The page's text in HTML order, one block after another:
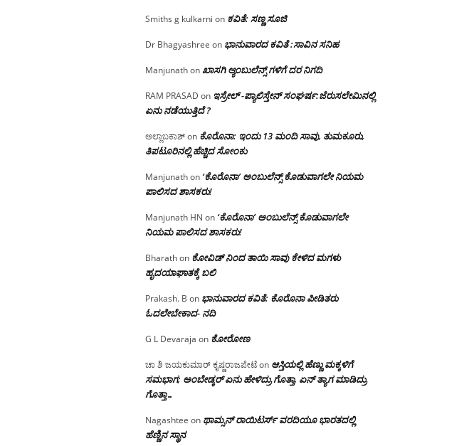
Smiths g kulkarni on ಕವಿತೆ: ಸಣ್ಣ ಸೂಜಿ
Dr Bhagyashree on ಭಾನುವಾರದ ಕವಿತೆ :ಸಾವಿನ ಸನಿಹ
Manjunathonಖಾಸಗಿ ಆ್ಯಂಬುಲೆನ್ಸ್ ಗಳಿಗೆ ದರ ನಿಗದಿ
RAM PRASAD on ಇಸ್ರೇಲ್ -ಪ್ಯಾಲಿಸ್ತೇನ್ ಸಂಘರ್ಷ:ಜೆರುಸಲೇಮಿನಲ್ಲಿ
ಏನು ನಡೆಯುತ್ತಿದೆ ?
ಅಲ್ಲಾಬಕಾಶ್on ಕೊರೊನಾ: ಇಂದು 13 ಮಂದಿ ಸಾವು, ತುಮಕೂರು,
ತಿಪಟೂರಿನಲ್ಲಿ ಹೆಚ್ಚಿದ ಸೋಂಕು
Manjunathon ‘ಕೊರೊನಾ’ ಅಂಬುಲೆನ್ಸ್ ಕೊಡುವಾಗಲೇ ನಿಯಮ
ಪಾಲಿಸದ ಶಾಸಕರು!
Manjunath HN on ‘ಕೊರೊನಾ’ ಅಂಬುಲೆನ್ಸ್ ಕೊಡುವಾಗಲೇ
ನಿಯಮ ಪಾಲಿಸದ ಶಾಸಕರು!
Bharathon ಕೋವಿಡ್ ನಿಂದ ತಾಯಿ ಸಾವು ಕೇಳಿದ ಮಗಳು
ಹೃದಯಾಘಾತಕ್ಕೆ ಬಲಿ
Prakash. B on ಭಾನುವಾರದ ಕವಿತೆ: ಕೊರೊನಾ ಪೀಡಿತರು
ಓದಲೇಬೇಕಾದ- ನದಿ
G L Devaraja on ಕೋರೋಣ
ಚಾ ಶಿ ಜಯಕುಮಾರ್ ಕೃಷ್ಣರಾಜಪೇಟೆon ಆಸ್ತಿಯಲ್ಲಿ ಹೆಣ್ಣು ಮಕ್ಕಳಿಗೆ
ಸಮಭಾಗ; ಅಂಬೇಡ್ಕರ್ ಏನು ಹೇಳಿದ್ರು ಗೊತ್ತಾ, ಏನ್ ತ್ಯಾಗ ಮಾಡಿದ್ರು
ಗೊತ್ತಾ…
Nagashtee on ಥಾಮ್ಸನ್ ರಾಯಿಟರ್ಸ್ ವರದಿಯೂ ಭಾರತದಲ್ಲಿ
ಹೆಣ್ಣಿನ ಸ್ಥಾನ‌